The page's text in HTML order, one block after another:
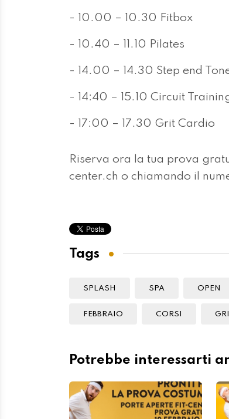
- 10.00 – 10.30 Fitbox
- 10.40 – 11.10 Pilates
- 14.00 – 14.30 Step end
- 14:40 – 15.10 Circuit
- 17:00 – 17.30 Grit Cardio
Riserva ora la tua prova
center.ch o chiamando il
Tags
SPLASH SPA OPEN
FEBBRAIO CORSI
Potrebbe interessarti